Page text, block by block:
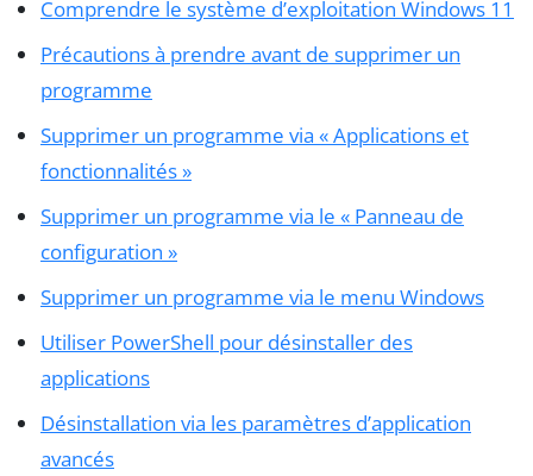
Comprendre le système d’exploitation Windows 11
Précautions à prendre avant de supprimer un
programme
Supprimer un programme via « Applications et
fonctionnalités »
Supprimer un programme via le « Panneau de
configuration »
Supprimer un programme via le menu Windows
Utiliser PowerShell pour désinstaller des
applications
Désinstallation via les paramètres d’application
avancés